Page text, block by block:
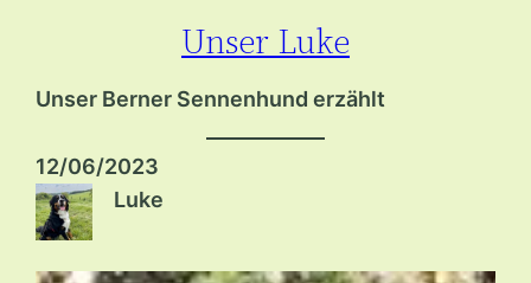
springen
Unser Luke
Unser Berner Sennenhund erzählt
12/06/2023
Luke